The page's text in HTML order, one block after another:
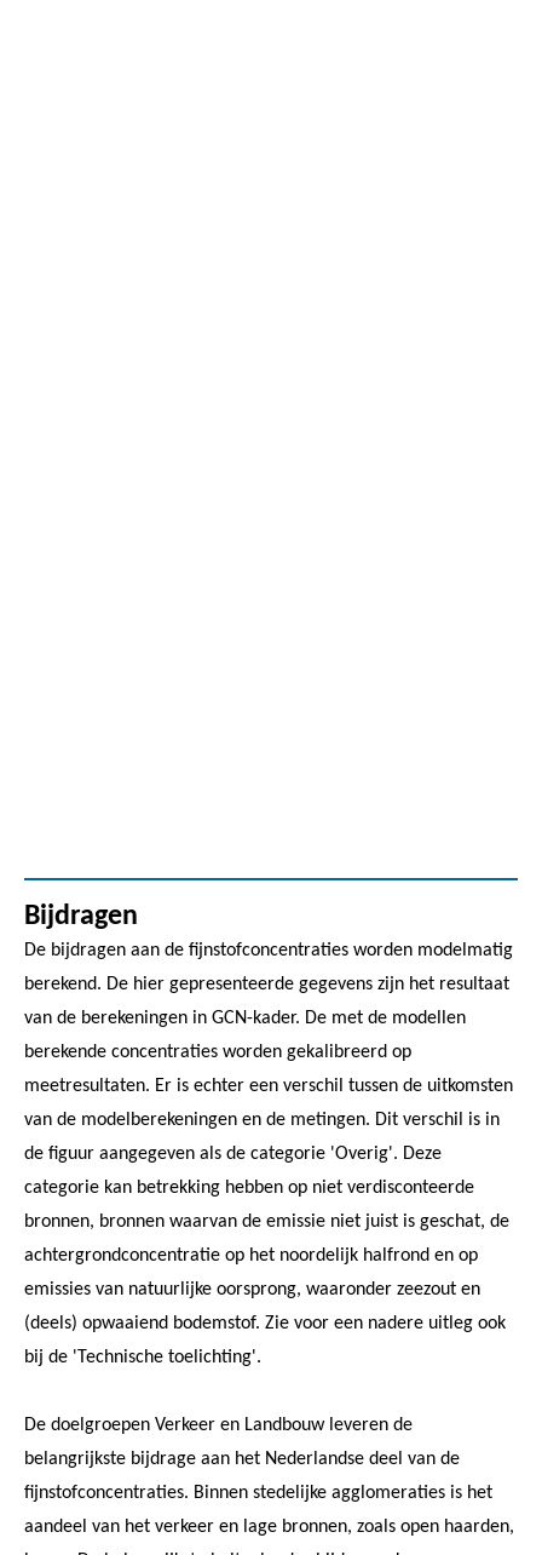
Bijdragen
De bijdragen aan de fijnstofconcentraties worden modelmatig
berekend. De hier gepresenteerde gegevens zijn het resultaat
van de berekeningen in GCN-kader. De met de modellen
berekende concentraties worden gekalibreerd op
meetresultaten. Er is echter een verschil tussen de uitkomsten
van de modelberekeningen en de metingen. Dit verschil is in
de figuur aangegeven als de categorie 'Overig'. Deze
categorie kan betrekking hebben op niet verdisconteerde
bronnen, bronnen waarvan de emissie niet juist is geschat, de
achtergrondconcentratie op het noordelijk halfrond en op
emissies van natuurlijke oorsprong, waaronder zeezout en
(deels) opwaaiend bodemstof. Zie voor een nadere uitleg ook
bij de 'Technische toelichting'.
De doelgroepen Verkeer en Landbouw leveren de
belangrijkste bijdrage aan het Nederlandse deel van de
fijnstofconcentraties. Binnen stedelijke agglomeraties is het
aandeel van het verkeer en lage bronnen, zoals open haarden,